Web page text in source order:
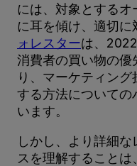
には、対象とする
に耳を傾け、適切に
ォレスターは、
消費者の買い物の優
り、マーケティン
する方法についての
います。
しかし、より詳細
スを理解すること